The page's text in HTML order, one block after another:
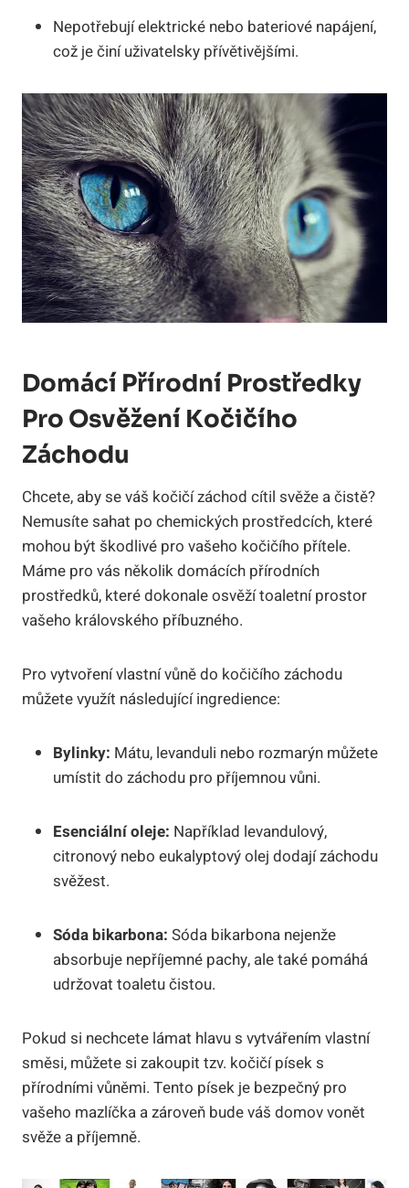
Nepotřebují elektrické nebo bateriové napájení,
což je činí uživatelsky přívětivějšími.
Domácí Přírodní Prostředky
Pro Osvěžení Kočičího
Záchodu
Chcete, aby se váš kočičí záchod cítil svěže a čistě?
Nemusíte sahat po chemických prostředcích, které
mohou být škodlivé pro vašeho kočičího přítele.
Máme pro vás několik domácích přírodních
prostředků, které dokonale osvěží toaletní prostor
vašeho královského příbuzného.
Pro vytvoření vlastní vůně do kočičího záchodu
můžete využít následující ingredience:
Bylinky: Mátu, levanduli nebo rozmarýn můžete
umístit do záchodu pro příjemnou vůni.
Esenciální oleje: Například levandulový,
citronový nebo eukalyptový olej dodají záchodu
svěžest.
Sóda bikarbona: Sóda bikarbona nejenže
absorbuje nepříjemné pachy, ale také pomáhá
udržovat toaletu čistou.
Pokud si nechcete lámat hlavu s vytvářením vlastní
směsi, můžete si zakoupit tzv. kočičí písek s
přírodními vůněmi. Tento písek je bezpečný pro
vašeho mazlíčka a zároveň bude váš domov vonět
svěže a příjemně.